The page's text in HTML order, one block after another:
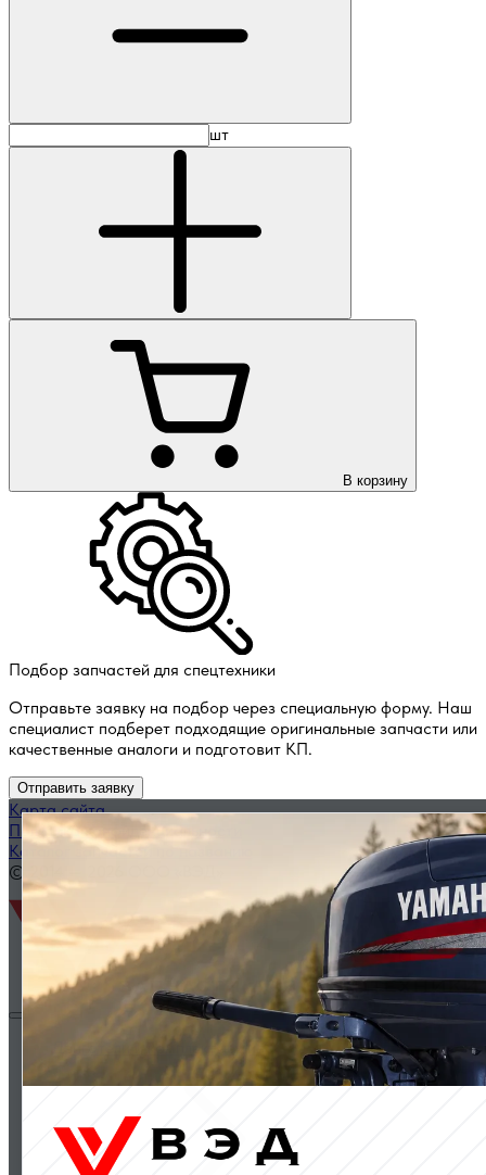
шт
В корзину
Подбор запчастей для спецтехники
Отправьте заявку на подбор через специальную форму. Наш
специалист подберет подходящие оригинальные запчасти или
качественные аналоги и подготовит КП.
Отправить заявку
Карта сайта
Политика конфиденциальности
Каталог запчастей по названию
© 2014 — 2026 ООО «ВЭД»
Двигатели и комплектующие